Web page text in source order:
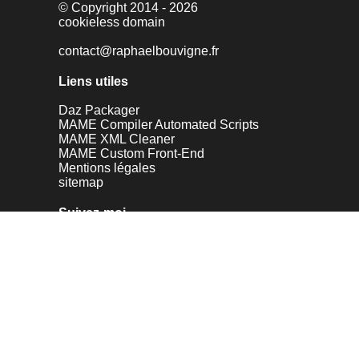
© Copyright 2014 - 2026
cookieless domain
contact@raphaelbouvigne.fr
Liens utiles
Daz Packager
MAME Compiler Automated Scripts
MAME XML Cleaner
MAME Custom Front-End
Mentions légales
sitemap
Suivez-moi...